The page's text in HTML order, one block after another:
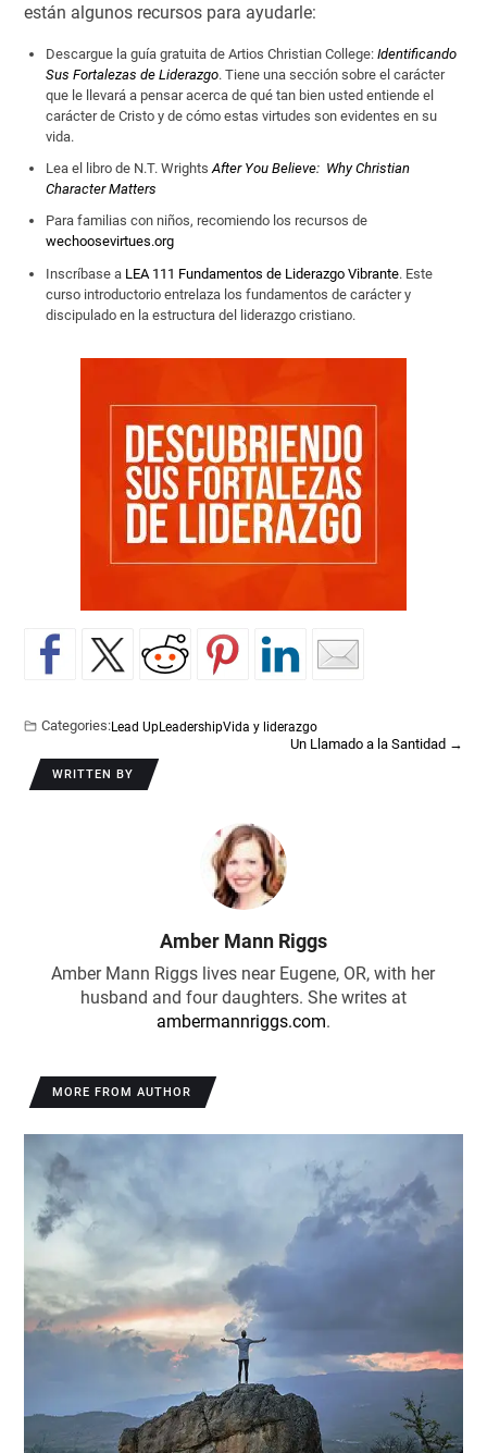
están algunos recursos para ayudarle:
Descargue la guía gratuita de Artios Christian College: Identificando
Sus Fortalezas de Liderazgo. Tiene una sección sobre el carácter
que le llevará a pensar acerca de qué tan bien usted entiende el
carácter de Cristo y de cómo estas virtudes son evidentes en su
vida.
Lea el libro de N.T. WrightsAfter You Believe: Why Christian
Character Matters
Para familias con niños, recomiendo los recursos de
wechoosevirtues.org
Inscríbase a LEA 111 Fundamentos de Liderazgo Vibrante. Este
curso introductorio entrelaza los fundamentos de carácter y
discipulado en la estructura del liderazgo cristiano.
Categories:Lead UpLeadershipVida y liderazgo
Un Llamado a la Santidad →
WRITTEN BY
Amber Mann Riggs
Amber Mann Riggs lives near Eugene, OR, with her
husband and four daughters. She writes at
ambermannriggs.com.
MORE FROM AUTHOR